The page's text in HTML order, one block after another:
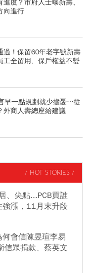
度？市府人士曝新壽、
向進行
過！保留60年老字號新壽
工全留用、保戶權益不變
早一點規劃就少擔憂…從
外商人壽總座給建議
/ HOT STORIES /
、尖點...PCB買誰
強漲，11月末升段
會信陳昱瑄李易
信眾捐款、蔡英文